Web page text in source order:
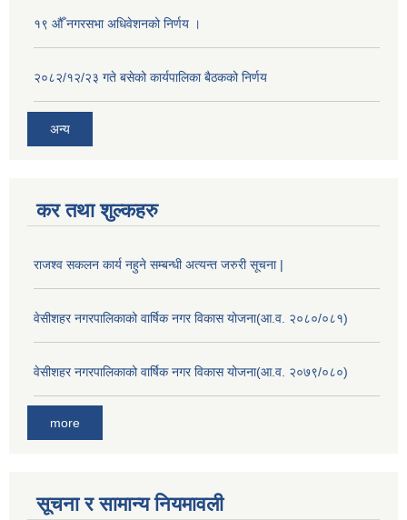
१९ औँ नगरसभा अधिवेशनको निर्णय ।
२०८२/१२/२३ गते बसेको कार्यपालिका बैठकको निर्णय
अन्य
कर तथा शुल्कहरु
राजश्व सकलन कार्य नहुने सम्बन्धी अत्यन्त जरुरी सूचना |
वेसीशहर नगरपालिकाको वार्षिक नगर विकास योजना(आ.व. २०८०/०८१)
वेसीशहर नगरपालिकाको वार्षिक नगर विकास योजना(आ.व. २०७९/०८०)
more
सूचना र सामान्य नियमावली